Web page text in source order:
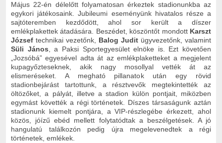
Május 22-én délelőtt folyamatosan érkeztek stadionunkba az
egykori játékosaink. Jubileumi eseményünk hivatalos része a
sajtóteremben kezdődött, ahol sor került a díszer
emlékplakettek átadására. Beszédet, köszöntőt mondott Karszt
József technikai vezetőnk, Balog Judit ügyvezetőnk, valamint
Süli János, a Paksi Sportegyesület elnöke is. Ezt követően
„Jozsóbá” egyesével adta át az emlékplaketteket a megjelent
kupagyőzteseknek, akik nagy mosollyal vették át az
elismeréseket. A megható pillanatok után egy rövid
stadionbejárást tartottunk, a résztvevők megtekintették az
öltözőket, a pályát, illetve a stadion külön pontjait, miközben
egymást követték a régi történetek. Díszes társaságunk aztán
stadionunk kiemelt pontjára, a VIP-részlegébe érkezett, ahol
közös, jóízű ebéd mellett folytatódtak a beszélgetések. A jó
hangulatú találkozón pedig újra megelevenedtek a régi
történetek, emlékek.